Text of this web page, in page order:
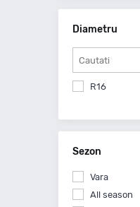
Diametru
R16
Sezon
Vara
All season